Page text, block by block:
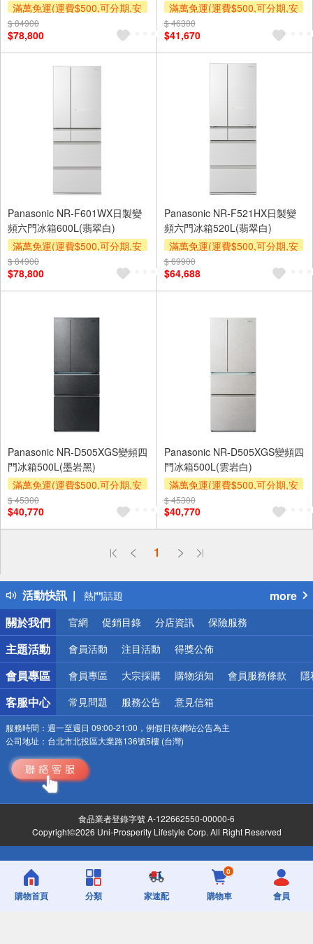
滿萬免運(運費$500,可分期,安
裝跨區費另計,單品未滿1萬元
及使用6期以上分期0利率,需付
基本安裝運費)
$ 84900
$78,800
滿萬免運(運費$500,可分期,安
裝跨區費另計,單品未滿1萬元
及使用6期以上分期0利率,需付
基本安裝運費)
$ 46300
$41,670
Panasonic NR-F601WX日製變
頻六門冰箱600L(翡翠白)
滿萬免運(運費$500,可分期,安
裝跨區費另計,單品未滿1萬元
及使用6期以上分期0利率,需付
基本安裝運費)
$ 84900
$78,800
Panasonic NR-F521HX日製變
頻六門冰箱520L(翡翠白)
滿萬免運(運費$500,可分期,安
裝跨區費另計,單品未滿1萬元
及使用6期以上分期0利率,需付
基本安裝運費)
$ 69900
$64,688
Panasonic NR-D505XGS變頻四
門冰箱500L(墨岩黑)
滿萬免運(運費$500,可分期,安
裝跨區費另計,單品未滿1萬元
及使用6期以上分期0利率,需付
基本安裝運費)
$ 45300
$40,770
Panasonic NR-D505XGS變頻四
門冰箱500L(雲岩白)
滿萬免運(運費$500,可分期,安
裝跨區費另計,單品未滿1萬元
及使用6期以上分期0利率,需付
基本安裝運費)
$ 45300
$40,770
1
活動快訊
偏遠地區配送
得獎公告
熱門話題
銀行優惠
偏遠地區配送
詐騙網頁！請小心！
more
關於我們
官網 促銷目錄 分店資訊 保險服務
主題活動 會員活動 注目活動 得獎公佈
會員專區 會員專區 大宗採購 購物須知 會員服務條款 隱
客服中心 常見問題 服務公告 意見信箱
服務時間： 週一至週日 09:00-21:00，例假日依網站公告為主
公司地址： 台北市北投區大業路136號5樓 (台灣)
食品業者登錄字號 A-122662550-00000-6
Copyright©2026 Uni-Prosperity Lifestyle Corp. All Right Reserved
購物首頁 分類 家速配
0
購物車 會員